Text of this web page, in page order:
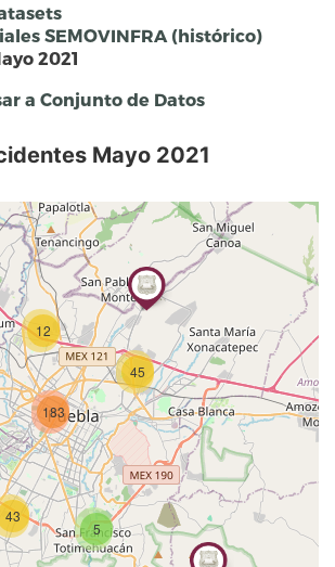
SEMOVINFRA (histórico)
2021
a Conjunto de Datos
Mayo 2021
12
5
43
45
183